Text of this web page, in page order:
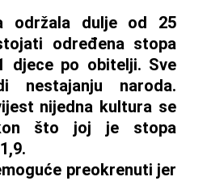
održala dulje od 25
određena stopa
djece po obitelji. Sve
nestajanju naroda.
nijedna kultura se
što joj je stopa
preokrenuti jer